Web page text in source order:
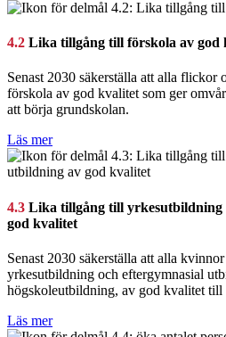
4.2 Lika tillgång till förskola av god
Senast 2030 säkerställa att alla
förskola av god kvalitet som ger
att börja grundskolan.
Läs mer
4.3 Lika tillgång till yrkesutbildning
god kvalitet
Senast 2030 säkerställa att alla
yrkesutbildning och eftergymnasial
högskoleutbildning, av god kvalitet till
Läs mer